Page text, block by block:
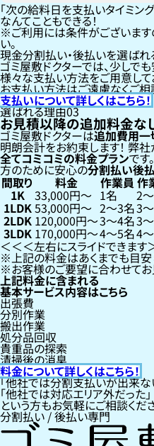
「次の給料日を支払いタイミング
なんてこともできる！
ご利用には条件がございま
い。
現金分割払い・後払いを選ばれ
ゴミ屋敷ドクターでは、少しで
様々な支払い方法をご用意して
お支払い方法はご遠慮なくご相
支払いについて詳しくはこちら！
選ばれる理由03
お見積以降の追加料金な
ゴミ屋敷ドクターは追加費用一
明朗会計をお約束します！弊社
全てコミコミの料金プランです。
方のために安心の分割払い後
間取り 料金 作業員 作
1K 33,000円〜 1名 2
1LDK53,000円〜 2〜3名3
2LDK 120,000円〜3〜4名3
3LDK 170,000円〜4〜5名4
左右にスライドできます
上記の料金はあくまでも目安
お客様のご要望に合わせてお
上記料金に含まれる
基本サービス内容はこちら
出張費
分別作業
搬出作業
処分品回収
貴重品の探索
清掃後の消臭
料金について詳しくはこちら！
「他社では分割支払いが出来な
「他社では対応エリア外だった」
という方もお気軽にご相談くだ
分割払い / 後払い専門